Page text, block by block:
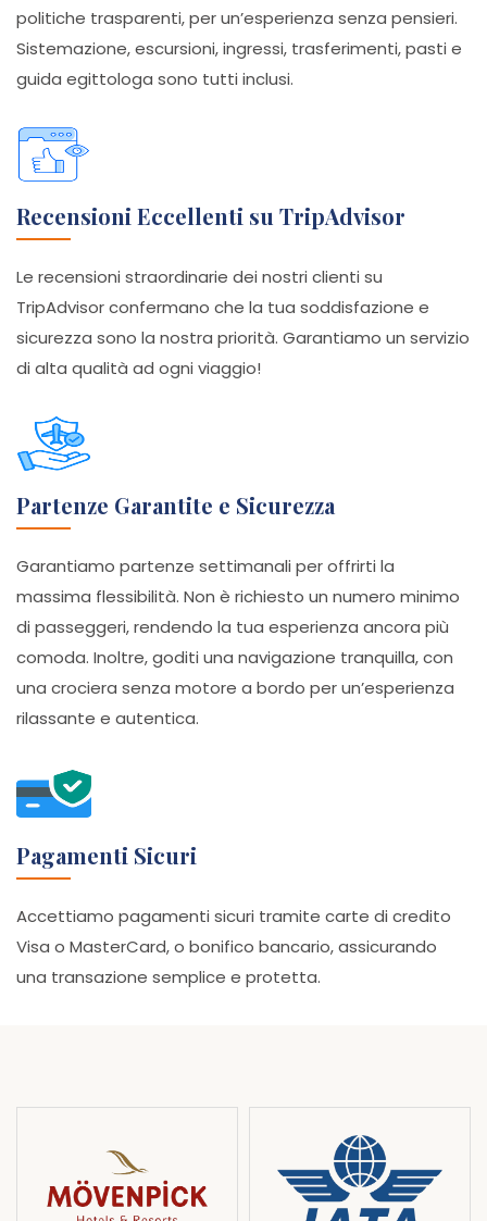
politiche trasparenti, per un’esperienza senza pensieri.
Sistemazione, escursioni, ingressi, trasferimenti, pasti e
guida egittologa sono tutti inclusi.
Recensioni Eccellenti su TripAdvisor
Le recensioni straordinarie dei nostri clienti su
TripAdvisor confermano che la tua soddisfazione e
sicurezza sono la nostra priorità. Garantiamo un servizio
di alta qualità ad ogni viaggio!
Partenze Garantite e Sicurezza
Garantiamo partenze settimanali per offrirti la
massima flessibilità. Non è richiesto un numero minimo
di passeggeri, rendendo la tua esperienza ancora più
comoda. Inoltre, goditi una navigazione tranquilla, con
una crociera senza motore a bordo per un’esperienza
rilassante e autentica.
Pagamenti Sicuri
Accettiamo pagamenti sicuri tramite carte di credito
Visa o MasterCard, o bonifico bancario, assicurando
una transazione semplice e protetta.